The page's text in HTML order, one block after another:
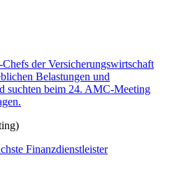
der Versicherungswirtschaft
Belastungen und
suchten beim 24. AMC-Meeting
Finanzdienstleister